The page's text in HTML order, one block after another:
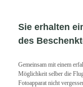
Sie erhalten
des
Gemeinsam mit einem
Möglichkeit selber die
Fotoapparat nicht